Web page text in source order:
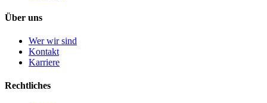
Über uns
Wer wir sind
Kontakt
Karriere
Rechtliches